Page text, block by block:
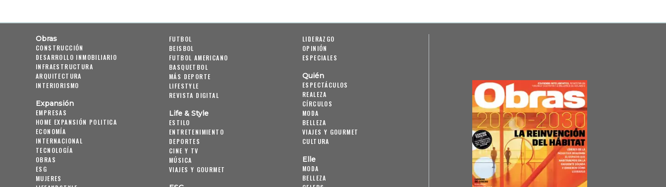
Obras
CONSTRUCCIÓN
DESARROLLO INMOBILIARIO
INFRAESTRUCTURA
ARQUITECTURA
INTERIORISMO
Expansión
EMPRESAS
HOME EXPANSIÓN POLITICA
ECONOMÍA
INTERNACIONAL
TECNOLOGÍA
OBRAS
ESG
MUJERES
FUTBOL
BEISBOL
FUTBOL AMERICANO
BASQUETBOL
MÁS DEPORTE
LIFESTYLE
REVISTA DIGITAL
Life & Style
ESTILO
ENTRETENIMIENTO
DEPORTES
CINE Y TV
MÚSICA
VIAJES Y GOURMET
LIDERAZGO
OPINIÓN
ESPECIALES
Quién
ESPECTÁCULOS
REALEZA
CÍRCULOS
MODA
BELLEZA
VIAJES Y GOURMET
CULTURA
Elle
MODA
BELLEZA